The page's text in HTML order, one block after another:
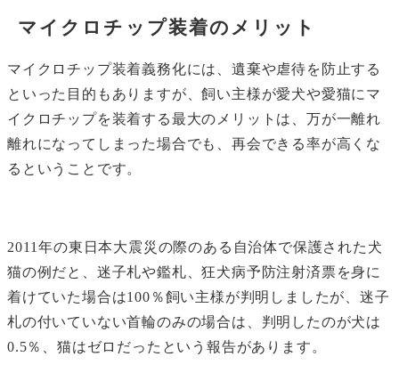
マイクロチップ装着のメリット
マイクロチップ装着義務化には、遺棄や虐待を防止する
といった目的もありますが、飼い主様が愛犬や愛猫にマ
イクロチップを装着する最大のメリットは、万が一離れ
離れになってしまった場合でも、再会できる率が高くな
るということです。
2011年の東日本大震災の際のある自治体で保護された犬
猫の例だと、迷子札や鑑札、狂犬病予防注射済票を身に
着けていた場合は100％飼い主様が判明しましたが、迷子
札の付いていない首輪のみの場合は、判明したのが犬は
0.5％、猫はゼロだったという報告があります。